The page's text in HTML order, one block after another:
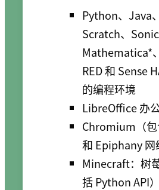
Python、Java、
Scratch、Sonic
Mathematica*
RED 和 Sense
的编程环境
LibreOffice 办
Chromium（包
和 Epiphany 网
Minecraft：树
括 Python API